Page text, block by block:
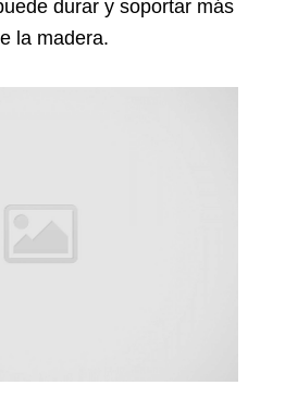
durar y soportar más
la madera.